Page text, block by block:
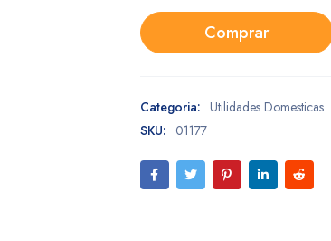
Comprar
Categoria: Utilidades Domesticas
SKU: 01177